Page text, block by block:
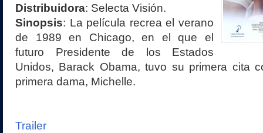
Distribuidora: Selecta Visión.
Sinopsis: La película recrea el verano
de 1989 en Chicago, en el que el
futuro Presidente de los Estados
Unidos, Barack Obama, tuvo su primera cita
primera dama, Michelle.
Trailer